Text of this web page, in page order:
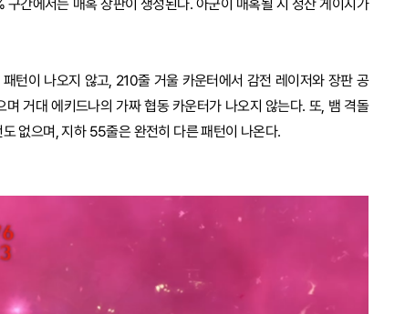
간에서는 매혹 장판이 생성된다. 아군이 매혹될 시 정산 게이지가
턴이 나오지 않고, 210줄 거울 카운터에서 감전 레이저와 장판 공
거대 에키드나의 가짜 협동 카운터가 나오지 않는다. 또, 뱀 격돌
없으며, 지하 55줄은 완전히 다른 패턴이 나온다.